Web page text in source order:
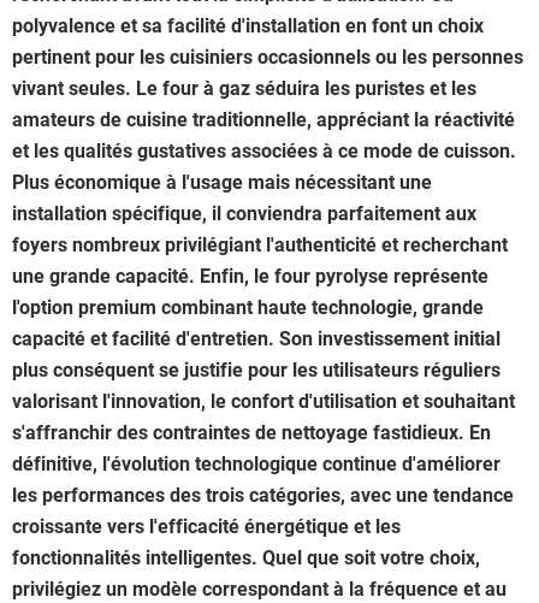
polyvalence et sa facilité d'installation en font un choix
pertinent pour les cuisiniers occasionnels ou les personnes
vivant seules. Le four à gaz séduira les puristes et les
amateurs de cuisine traditionnelle, appréciant la réactivité
et les qualités gustatives associées à ce mode de cuisson.
Plus économique à l'usage mais nécessitant une
installation spécifique, il conviendra parfaitement aux
foyers nombreux privilégiant l'authenticité et recherchant
une grande capacité. Enfin, le four pyrolyse représente
l'option premium combinant haute technologie, grande
capacité et facilité d'entretien. Son investissement initial
plus conséquent se justifie pour les utilisateurs réguliers
valorisant l'innovation, le confort d'utilisation et souhaitant
s'affranchir des contraintes de nettoyage fastidieux. En
définitive, l'évolution technologique continue d'améliorer
les performances des trois catégories, avec une tendance
croissante vers l'efficacité énergétique et les
fonctionnalités intelligentes. Quel que soit votre choix,
privilégiez un modèle correspondant à la fréquence et au